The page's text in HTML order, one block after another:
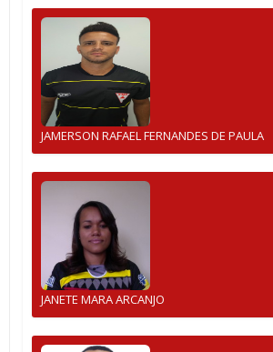
JAMERSON RAFAEL FERNANDES DE PAULA
JANETE MARA ARCANJO